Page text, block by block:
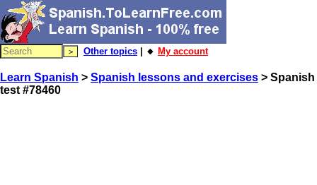
Other topics | 🔸 My account
Learn Spanish > Spanish lessons and exercises > Spanish
test #78460